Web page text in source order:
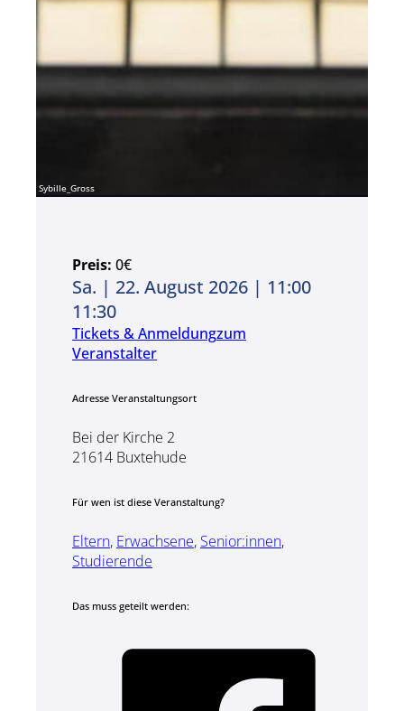
Sybille_Gross
Preis: 0€
Sa. | 22. August 2026 | 11:00
11:30
Tickets & Anmeldungzum
Veranstalter
Adresse Veranstaltungsort
Bei der Kirche 2
21614 Buxtehude
Für wen ist diese Veranstaltung?
Eltern, Erwachsene, Senior:innen,
Studierende
Das muss geteilt werden: